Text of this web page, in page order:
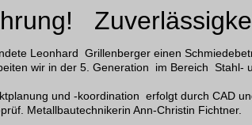
Leonhard Grillenberger einen
wir in der 5. Generation im Bereich Stahl-
und -koordination erfolgt durch CAD
Metallbautechnikerin Ann-Christin Fichtner.